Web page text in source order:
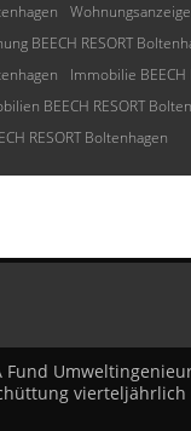
BEECH RESORT
Immobilie BEECH
BEECH RESORT
RESORT Boltenhagen
Fund
vierteljährlich